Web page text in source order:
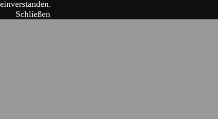
einverstanden.
Schließen